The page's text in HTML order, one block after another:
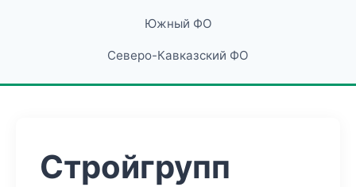
Южный ФО
Северо-Кавказский ФО
Стройгрупп